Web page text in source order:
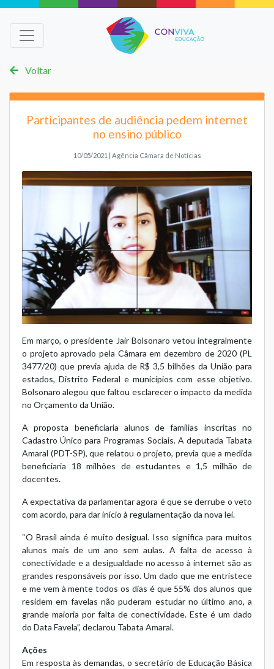
Voltar
Participantes de audiência pedem internet
no ensino público
10/05/2021 | Agência Câmara de Notícias
Em março, o presidente Jair Bolsonaro vetou integralmente
o projeto aprovado pela Câmara em dezembro de 2020 (PL
3477/20) que previa ajuda de R$ 3,5 bilhões da União para
estados, Distrito Federal e municípios com esse objetivo.
Bolsonaro alegou que faltou esclarecer o impacto da medida
no Orçamento da União.
A proposta beneficiaria alunos de famílias inscritas no
Cadastro Único para Programas Sociais. A deputada Tabata
Amaral (PDT-SP), que relatou o projeto, previa que a medida
beneficiaria 18 milhões de estudantes e 1,5 milhão de
docentes.
A expectativa da parlamentar agora é que se derrube o veto
com acordo, para dar início à regulamentação da nova lei.
“O Brasil ainda é muito desigual. Isso significa para muitos
alunos mais de um ano sem aulas. A falta de acesso à
conectividade e a desigualdade no acesso à internet são as
grandes responsáveis por isso. Um dado que me entristece
e me vem à mente todos os dias é que 55% dos alunos que
residem em favelas não puderam estudar no último ano, a
grande maioria por falta de conectividade. Este é um dado
do Data Favela”, declarou Tabata Amaral.
Ações
Em resposta às demandas, o secretário de Educação Básica